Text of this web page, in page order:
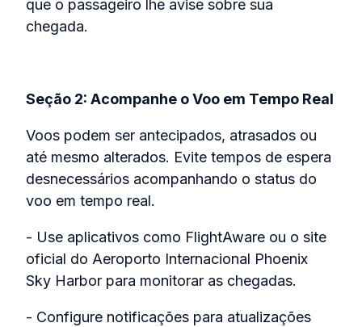
que o passageiro lhe avise sobre sua
chegada.
Seção 2: Acompanhe o Voo em Tempo Real
Voos podem ser antecipados, atrasados ou
até mesmo alterados. Evite tempos de espera
desnecessários acompanhando o status do
voo em tempo real.
- Use aplicativos como FlightAware ou o site
oficial do Aeroporto Internacional Phoenix
Sky Harbor para monitorar as chegadas.
- Configure notificações para atualizações